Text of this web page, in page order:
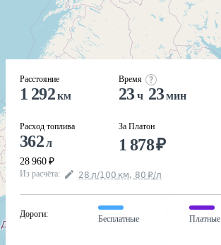
Расстояние
1 292км
Расход топлива
362л
28 960 ₽
Время
23ч 23мин
За Платон
1 878₽
Из расчёта: 28 л/100 км, 80 ₽/л
Дороги:
Бесплатные Платные